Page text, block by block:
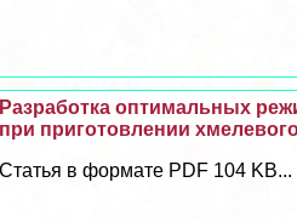
Разработка оптимальных
при приготовлении
Статья в формате PDF 104 KB...